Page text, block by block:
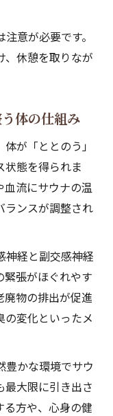
意が必要です。
、休憩を取りなが
体の仕組み
が「ととのう」
状態を得られま
流にサウナの温
ランスが調整され
神経と副交感神経
緊張がほぐれやす
廃物の排出が促進
の変化といったメ
豊かな環境でサウ
最大限に引き出さ
る方や、心身の健